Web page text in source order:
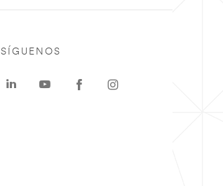
SÍGUENOS